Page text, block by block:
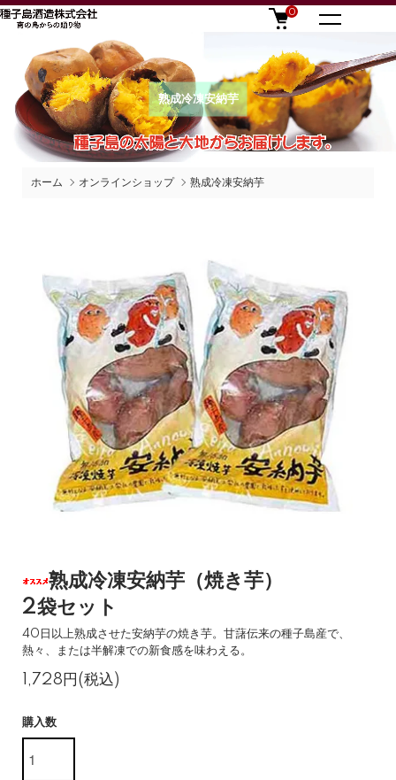
0
熟成冷凍安納芋
ホーム オンラインショップ 熟成冷凍安納芋
熟成冷凍安納芋（焼き芋）
2袋セット
40日以上熟成させた安納芋の焼き芋。甘藷伝来の種子島産で、
熱々、または半解凍での新食感を味わえる。
1,728円(税込)
購入数